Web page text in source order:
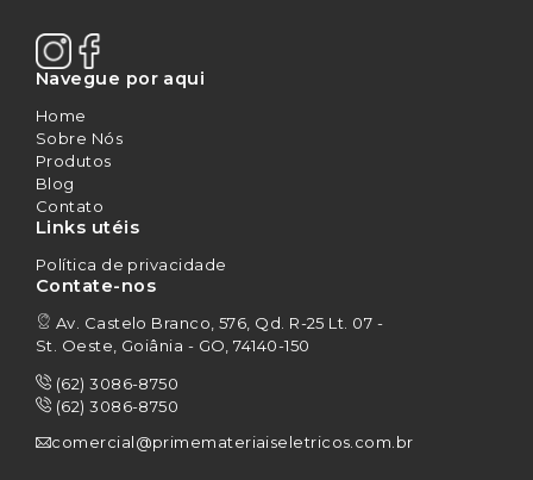
Navegue por aqui
Home
Sobre Nós
Produtos
Blog
Contato
Links utéis
Política de privacidade
Contate-nos
Av. Castelo Branco, 576, Qd. R-25 Lt. 07 -
St. Oeste, Goiânia - GO, 74140-150
(62) 3086-8750
(62) 3086-8750
comercial@primemateriaiseletricos.com.br